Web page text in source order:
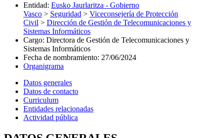
Entidad: Eusko Jaurlaritza - Gobierno
Vasco > Seguridad > Viceconsejería de Protección
Civil > Dirección de Gestión de Telecomunicaciones y
Sistemas Informáticos
Cargo: Directora de Gestión de Telecomunicaciones y
Sistemas Informáticos
Fecha de nombramiento: 27/06/2024
Organigrama
Datos generales
Datos de contacto
Curriculum
Entidades relacionadas
Actividad pública